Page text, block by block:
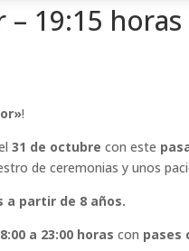
19:15 horas
!
31 de octubre con este
de ceremonias y unos
a partir de 8 años.
a 23:00 horas con pases